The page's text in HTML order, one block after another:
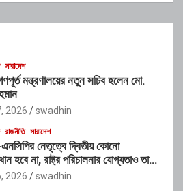
সারাদেশ
মন্ত্রণালয়ের নতুন সচিব হলেন মো.
2026 swadhin
রাজনীতি সারাদেশ
এনসিপির নেতৃত্বে দ্বিতীয় কোনো
হবে না, রাষ্ট্র পরিচালনার যোগ্যতাও তাদের
খাঁনের
2026 swadhin